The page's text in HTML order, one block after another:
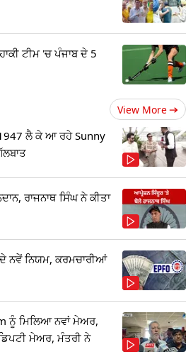
ਟੀਮ 'ਚ ਪੰਜਾਬ ਦੇ 5
View More
ਲੈ ਕੇ ਆ ਰਹੇ Sunny
ਰਾਜਨਾਥ ਸਿੰਘ ਨੇ ਕੀਤਾ
ਦੇ ਨਵੇਂ ਨਿਯਮ, ਕਰਮਚਾਰੀਆਂ
ਨੂੰ ਮਿਲਿਆ ਨਵਾਂ ਮੇਅਰ,
ਮੇਅਰ, ਮੰਤਰੀ ਨੇ